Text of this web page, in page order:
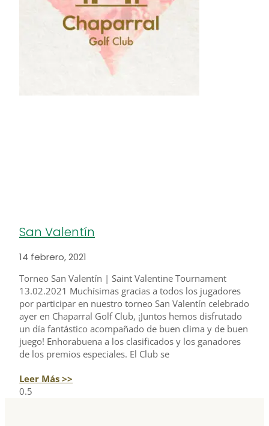
San Valentín
14 febrero, 2021
Torneo San Valentín | Saint Valentine Tournament
13.02.2021 Muchísimas gracias a todos los jugadores
por participar en nuestro torneo San Valentín celebrado
ayer en Chaparral Golf Club, ¡Juntos hemos disfrutado
un día fantástico acompañado de buen clima y de buen
juego! Enhorabuena a los clasificados y los ganadores
de los premios especiales. El Club se
Leer Más >>